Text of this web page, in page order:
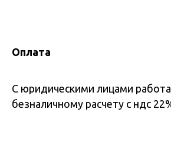
Оплата
С юридическими лицами
безналичному расчету с ндс